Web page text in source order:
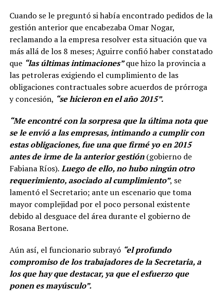
Cuando se le preguntó si había encontrado pedidos de la
gestión anterior que encabezaba Omar Nogar,
reclamando a la empresa resolver esta situación que va
más allá de los 8 meses; Aguirre confió haber constatado
que “las últimas intimaciones”que hizo la provincia a
las petroleras exigiendo el cumplimiento de las
obligaciones contractuales sobre acuerdos de prórroga
y concesión, “se hicieron en el año 2015”.
“Me encontré con la sorpresa que la última nota que
se le envió a las empresas, intimando a cumplir con
estas obligaciones, fue una que firmé yo en 2015
antes de irme de la anterior gestión(gobierno de
Fabiana Ríos). Luego de ello, no hubo ningún otro
requerimiento, asociado al cumplimiento”, se
lamentó el Secretario; ante un escenario que toma
mayor complejidad por el poco personal existente
debido al desguace del área durante el gobierno de
Rosana Bertone.
Aún así, el funcionario subrayó “el profundo
compromiso de los trabajadores de la Secretaria, a
los que hay que destacar, ya que el esfuerzo que
ponen es mayúsculo”.